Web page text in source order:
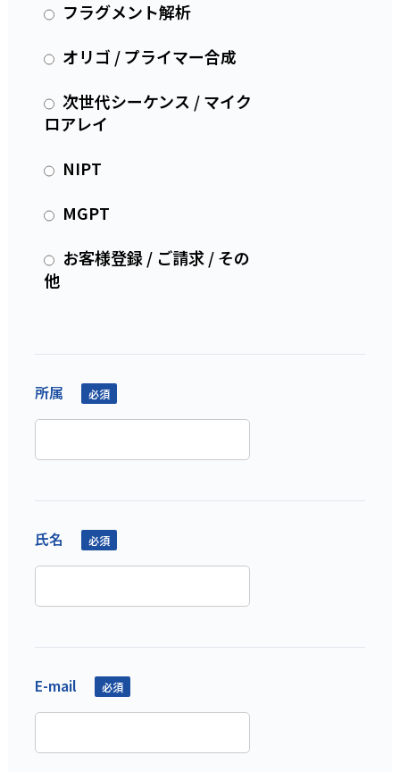
フラグメント解析
オリゴ / プライマー合成
次世代シーケンス / マイク
ロアレイ
NIPT
MGPT
お客様登録 / ご請求 / その
他
所属 必須
氏名 必須
E-mail 必須